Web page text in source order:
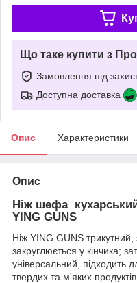
Що таке купити з
Замовлення під
Доступна доставка
Опис Характеристики
Опис
Ніж шефа
YING GUNS
Ніж YING GUNS
закруглюється у кінчика;
універсальний, підходить
твердих та м'яких